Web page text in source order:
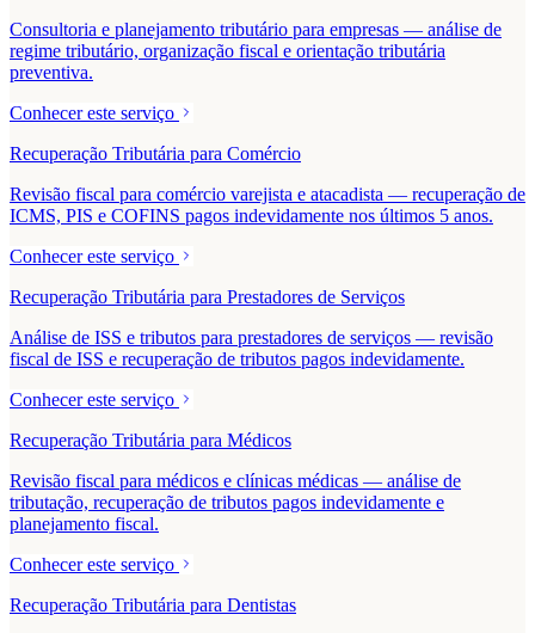
Consultoria e planejamento tributário para empresas — análise de
regime tributário, organização fiscal e orientação tributária
preventiva.
Conhecer este serviço
Recuperação Tributária para Comércio
Revisão fiscal para comércio varejista e atacadista — recuperação de
ICMS, PIS e COFINS pagos indevidamente nos últimos 5 anos.
Conhecer este serviço
Recuperação Tributária para Prestadores de Serviços
Análise de ISS e tributos para prestadores de serviços — revisão
fiscal de ISS e recuperação de tributos pagos indevidamente.
Conhecer este serviço
Recuperação Tributária para Médicos
Revisão fiscal para médicos e clínicas médicas — análise de
tributação, recuperação de tributos pagos indevidamente e
planejamento fiscal.
Conhecer este serviço
Recuperação Tributária para Dentistas